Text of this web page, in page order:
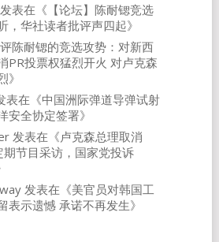
发表在《 【论坛】陈耐锶竞选
，华社读者批评声四起》
评陈耐锶的竞选攻势：对新西
PR投票权猛烈开火 对卢克森
》
表在《中国洲际弹道导弹试射
安全协定签署》
发表在《卢克森总理取消
期节目采访，国家党投诉
发表在《美官员对韩国工
表示遗憾 承诺不再发生》